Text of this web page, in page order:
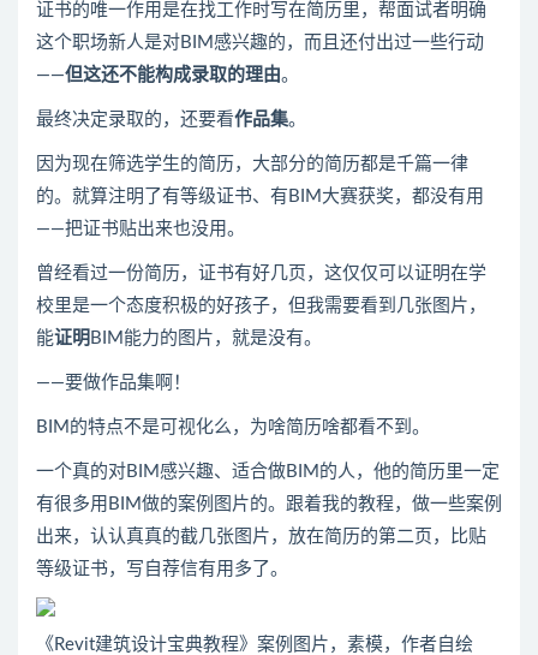
证书的唯一作用是在找工作时写在简历里，帮面试者明确
这个职场新人是对BIM感兴趣的，而且还付出过一些行动
——但这还不能构成录取的理由。
最终决定录取的，还要看作品集。
因为现在筛选学生的简历，大部分的简历都是千篇一律
的。就算注明了有等级证书、有BIM大赛获奖，都没有用
——把证书贴出来也没用。
曾经看过一份简历，证书有好几页，这仅仅可以证明在学
校里是一个态度积极的好孩子，但我需要看到几张图片，
能证明 BIM能力的图片，就是没有。
——要做作品集啊！
BIM的特点不是可视化么，为啥简历啥都看不到。
一个真的对BIM感兴趣、适合做BIM的人，他的简历里一定
有很多用BIM做的案例图片的。跟着我的教程，做一些案例
出来，认认真真的截几张图片，放在简历的第二页，比贴
等级证书，写自荐信有用多了。
《Revit建筑设计宝典教程》案例图片，素模，作者自绘